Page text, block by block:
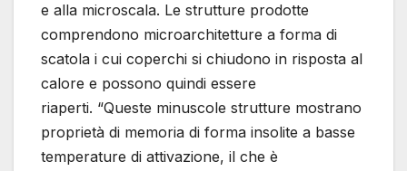
e alla microscala. Le strutture prodotte
comprendono microarchitetture a forma di
scatola i cui coperchi si chiudono in risposta al
calore e possono quindi essere
riaperti. “Queste minuscole strutture mostrano
proprietà di memoria di forma insolite a basse
temperature di attivazione, il che è